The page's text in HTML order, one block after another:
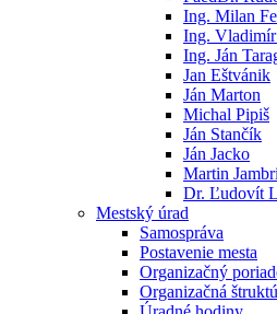
Ing. Milan
Ing.
Ing. Ján
Jan Eštvánik
Ján Marton
Michal Pipiš
Ján Stančík
Ján Jacko
Martin
Dr. Ľudovít
Mestský úrad
Samospráva
Postavenie mesta
Organizačný
Organizačná